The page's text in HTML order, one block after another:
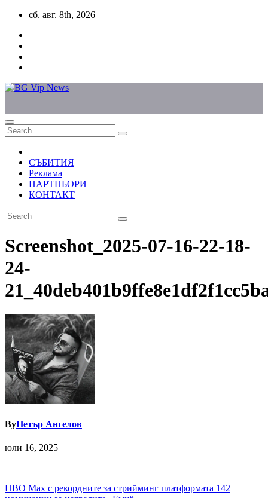
Skip
content
сб. авг. 8th, 2026
СЪБИТИЯ
Реклама
ПАРТНЬОРИ
КОНТАКТ
Screenshot_2025-07-16-22-18-
24-
ByПетър Ангелов
юли 16, 2025
Навигация
HBO Max с рекордните за стрийминг платформата 142